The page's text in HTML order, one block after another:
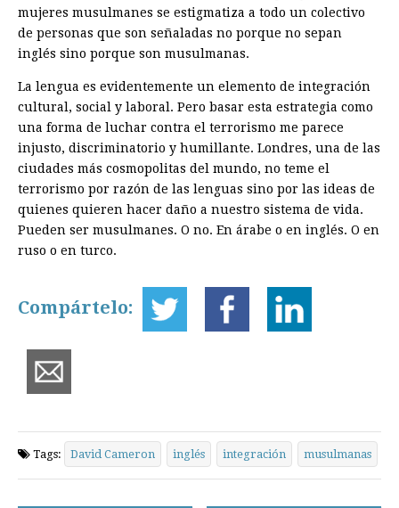
mujeres musulmanes se estigmatiza a todo un colectivo
de personas que son señaladas no porque no sepan
inglés sino porque son musulmanas.
La lengua es evidentemente un elemento de integración
cultural, social y laboral. Pero basar esta estrategia como
una forma de luchar contra el terrorismo me parece
injusto, discriminatorio y humillante. Londres, una de las
ciudades más cosmopolitas del mundo, no teme el
terrorismo por razón de las lenguas sino por las ideas de
quienes quieren hacer daño a nuestro sistema de vida.
Pueden ser musulmanes. O no. En árabe o en inglés. O en
ruso o en turco.
Compártelo:
Tags: David Cameron inglés integración musulmanas